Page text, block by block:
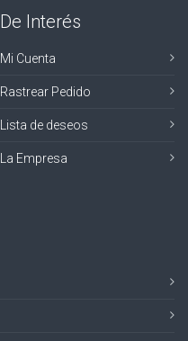
De Interés
Mi Cuenta
Rastrear Pedido
Lista de deseos
La Empresa